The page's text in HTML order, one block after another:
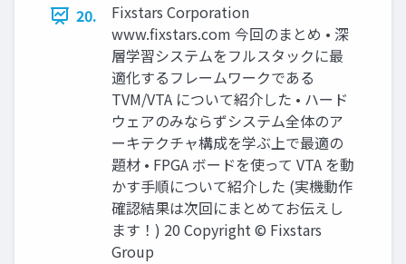
20.
Fixstars Corporation
www.ﬁxstars.com 今回のまとめ • 深
層学習システムをフルスタックに最
適化するフレームワークである
TVM/VTA について紹介した • ハード
ウェアのみならずシステム全体のア
ーキテクチャ構成を学ぶ上で最適の
題材 • FPGA ボードを使って VTA を動
かす手順について紹介した (実機動作
確認結果は次回にまとめてお伝えし
ます！) 20 Copyright © Fixstars
Group